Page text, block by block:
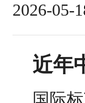
2026-05-
近年
国际